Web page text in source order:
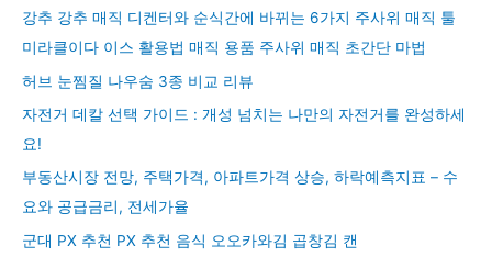
강추 강추 매직 디켄터와 순식간에 바뀌는 6가지 주사위 매직 툴
미라클이다 이스 활용법 매직 용품 주사위 매직 초간단 마법
허브 눈찜질 나우숨 3종 비교 리뷰
자전거 데칼 선택 가이드 : 개성 넘치는 나만의 자전거를 완성하세
요!
부동산시장 전망, 주택가격, 아파트가격 상승, 하락예측지표 – 수
요와 공급금리, 전세가율
군대 PX 추천 PX 추천 음식 오오카와김 곱창김 캔